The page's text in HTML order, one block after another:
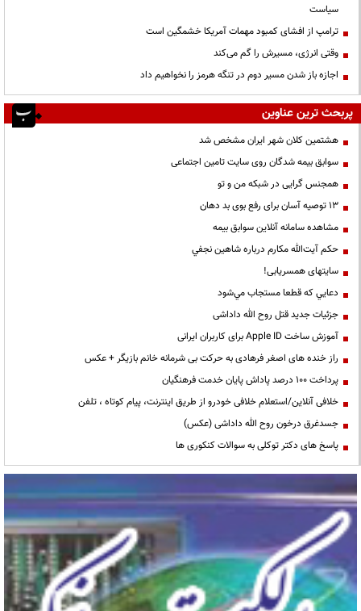
سیاست
ترامپ از افشای کمبود مهمات آمریکا خشمگین است
وقتی انرژی، مسیرش را گم می‌کند
اجازه باز شدن مسیر دوم در تنگه هرمز را نخواهیم داد
پربحث ترین عناوین
هشتمین کلان شهر ایران مشخص شد
سوابق بیمه شدگان روی سایت تامین اجتماعی
همجنس گرایی در شبکه من و تو
13 توصیه آسان برای رفع بوی بد دهان
مشاهده سامانه آنلاين سوابق بیمه
حكم آيت‌الله مكارم درباره شاهين نجفي
سایتهای همسریابی!
دعايي كه قطعا مستجاب مي‌شود
جزئیات جدید قتل روح الله داداشی
آموزش ساخت Apple ID برای کاربران ایرانی
راز خنده های اصغر فرهادی به حرکت بی شرمانه خانم بازیگر + عکس
پرداخت ۱۰۰ درصد پاداش پایان خدمت فرهنگیان
خلافی آنلاین/استعلام خلافی خودرو از طریق اینترنت، پیام کوتاه ، تلفن
جسدغرق درخون روح الله داداشی (عکس)
پاسخ های دکتر توکلی به سوالات کنکوری ها